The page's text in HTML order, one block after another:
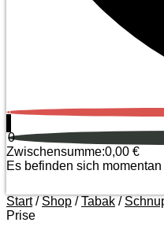
0
0
Zwischensumme:0,00 €
Es befinden sich
Start/ Shop /Tabak /
Prise